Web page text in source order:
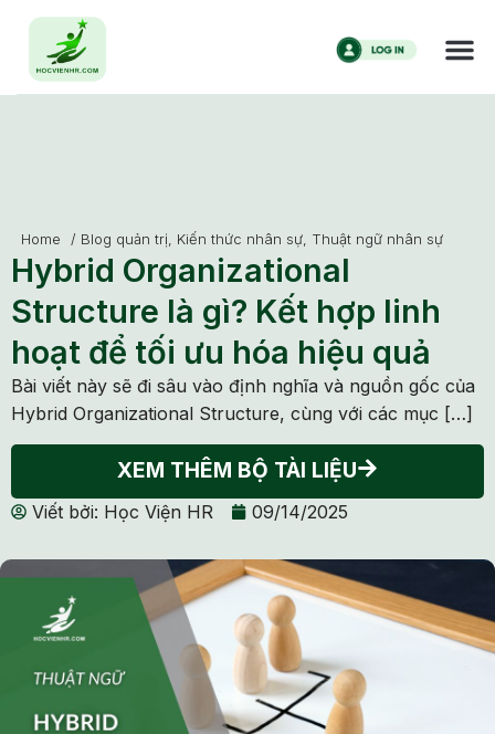
Home / Blog quản trị Kiến thức nhân sự Thuật ngữ nhân sự
Hybrid Organizational
Structure là gì? Kết hợp linh
hoạt để tối ưu hóa hiệu quả
Bài viết này sẽ đi sâu vào định nghĩa và nguồn gốc của
Hybrid Organizational Structure, cùng với các mục […]
XEM THÊM BỘ TÀI LIỆU
Viết bởi: Học Viện HR 09/14/2025